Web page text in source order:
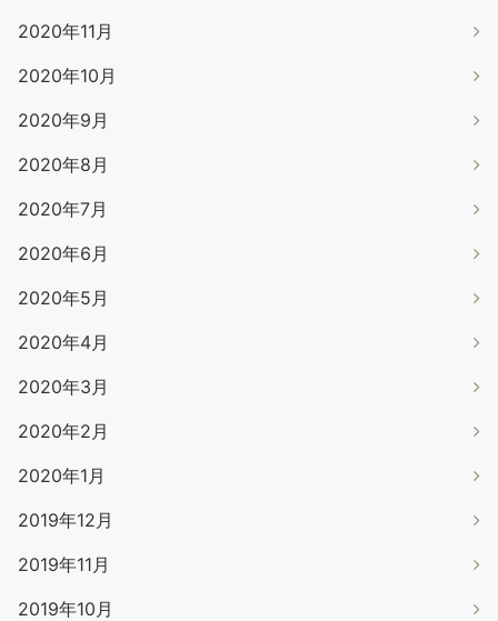
2020年11月
2020年10月
2020年9月
2020年8月
2020年7月
2020年6月
2020年5月
2020年4月
2020年3月
2020年2月
2020年1月
2019年12月
2019年11月
2019年10月